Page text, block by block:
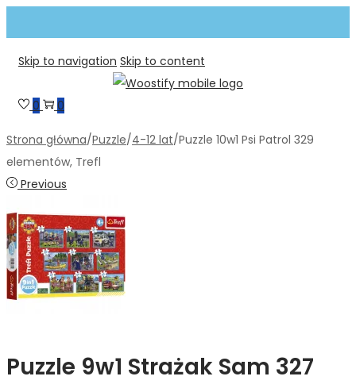
Skip to navigation Skip to content
0 0
Strona główna/Puzzle/4-12 lat/Puzzle 10w1 Psi Patrol 329
elementów, Trefl
Previous
Puzzle 9w1 Strażak Sam 327